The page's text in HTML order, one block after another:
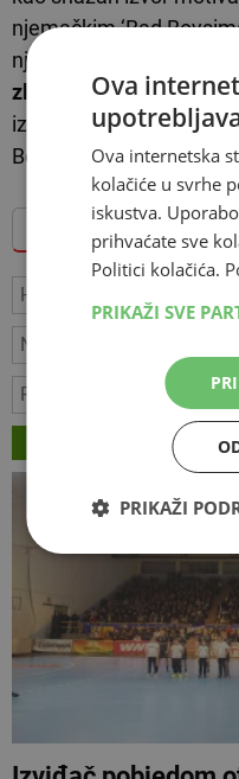
njemačkim ‘Bad
njegovim vodstvom
zlato
. Ideja da ‘nitko
iznimno snažan
Boysen.
Dodajte Hercegovina.info
Hrvatska
Njemačka
Rasmus Boysen
Ova
Ova internetska
kolačiće u svrhe
iskustva.
prihvaćate sve
Politici kolačića.
PRIKAŽI SVE
PRIKAŽI